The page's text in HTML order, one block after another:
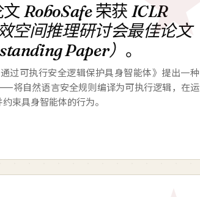
RoboSafe荣获 ICLR
空间推理研讨会最佳论文
Paper） 。
通过可执行安全逻辑保护具身智能体》提出一种
将自然语言安全规则编译为可执行逻辑，在运
束具身智能体的行为。